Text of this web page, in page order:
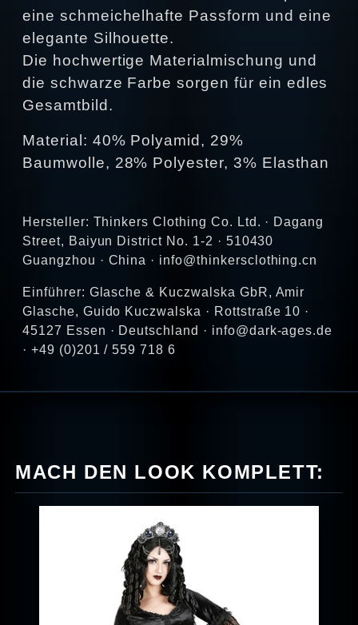
eine schmeichelhafte Passform und eine
elegante Silhouette.
Die hochwertige Materialmischung und
die schwarze Farbe sorgen für ein edles
Gesamtbild.
Material: 40% Polyamid, 29%
Baumwolle, 28% Polyester, 3% Elasthan
Hersteller: Thinkers Clothing Co. Ltd. · Dagang
Street, Baiyun District No. 1-2 · 510430
Guangzhou · China · info@thinkersclothing.cn
Einführer: Glasche & Kuczwalska GbR, Amir
Glasche, Guido Kuczwalska · Rottstraße 10 ·
45127 Essen · Deutschland · info@dark-ages.de
· +49 (0)201 / 559 718 6
MACH DEN LOOK KOMPLETT: